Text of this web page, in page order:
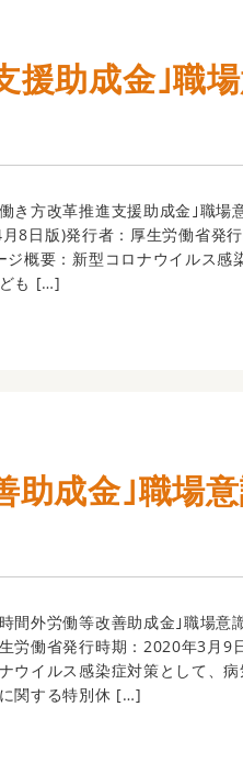
援助成金｣職
き方改革推進支援助成金｣職場
8日版)発行者：厚生労働省発
ジ概要：新型コロナウイルス感
も […]
助成金｣職場
間外労働等改善助成金｣職場意
労働省発行時期：2020年3月9
ウイルス感染症対策として、
関する特別休 […]